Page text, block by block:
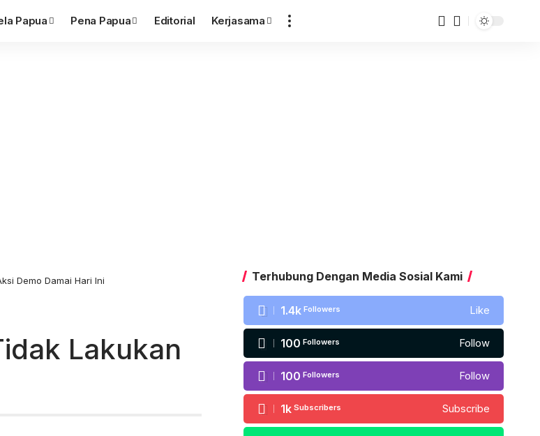
Papua Pena Papua Editorial Kerjasama
Demo Damai Hari Ini
Lakukan
Terhubung Dengan Media Sosial Kami
1.4k Followers Like
100 Followers Follow
100 Followers Follow
1k Subscribers Subscribe